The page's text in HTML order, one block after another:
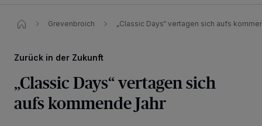
Grevenbroich „Classic Days“ vertagen sich aufs
Zurück in der Zukunft
„Classic Days“ vertagen sich
aufs kommende Jahr